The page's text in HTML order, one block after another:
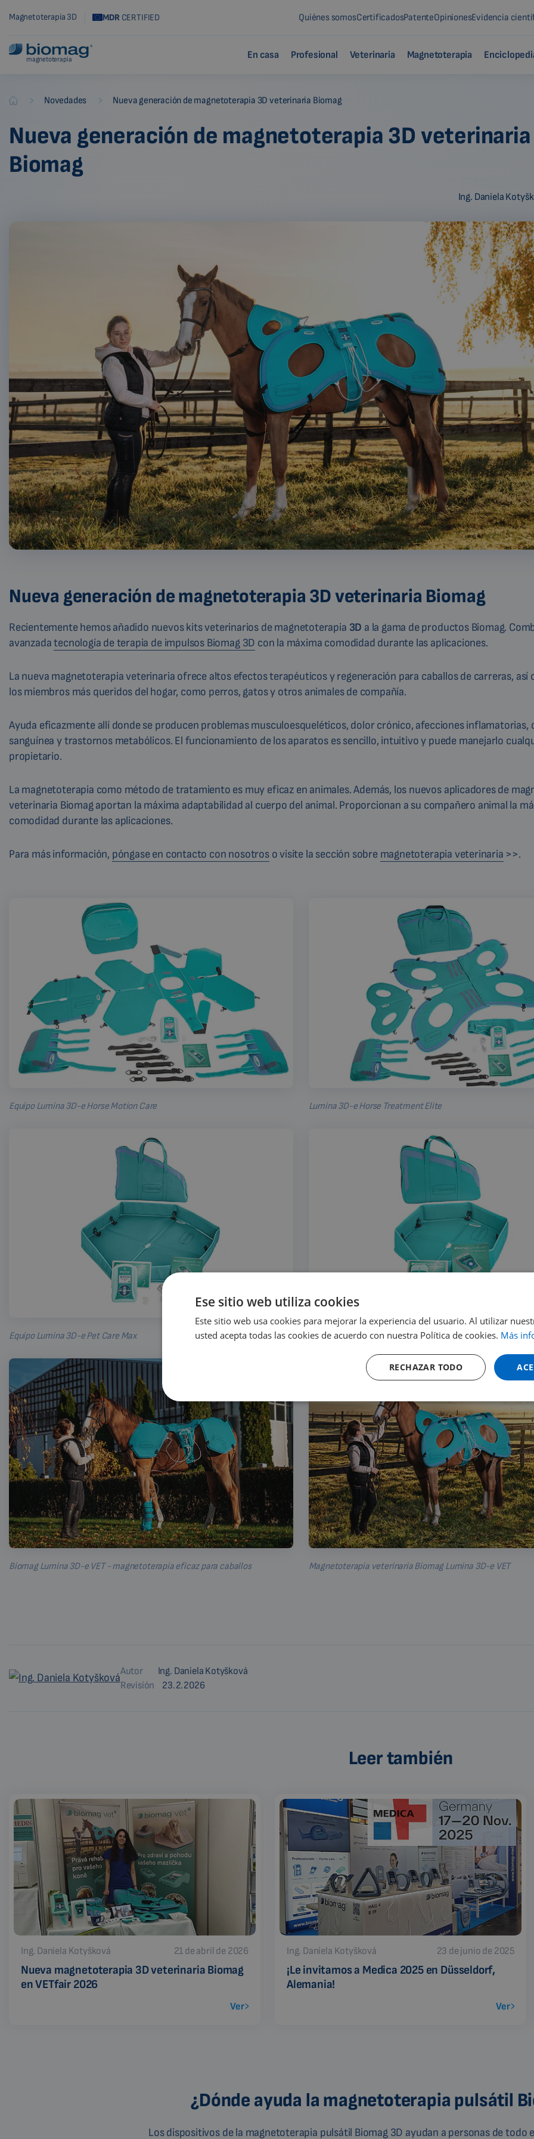
Magnetoterapia 3D MDRCERTIFIED Quiénes somosCertificadosPatenteOpinionesEvidencia
magnetoterapia En casa Profesional Veterinaria Magnetoterapia
Biomag Novedades Nueva generación de magnetoterapia 3D veterinaria Biomag
Nueva generación de magnetoterapia 3D veterinaria
Biomag
Ing. Daniela
Nueva generación de magnetoterapia 3D veterinaria Biomag
Recientemente hemos añadido nuevos kits veterinarios de magnetoterapia 3D a la gama de productos Biomag.
avanzadatecnología de terapia de impulsos Biomag 3D con la máxima comodidad durante las aplicaciones.
La nueva magnetoterapia veterinaria ofrece altos efectos terapéuticos y regeneración para caballos de carreras, así
los miembros más queridos del hogar, como perros, gatos y otros animales de compañía.
Ayuda eficazmente allí donde se producen problemas musculoesqueléticos, dolor crónico, afecciones inflamatorias,
sanguínea y trastornos metabólicos. El funcionamiento de los aparatos es sencillo, intuitivo y puede manejarlo
propietario.
La magnetoterapia como método de tratamiento es muy eficaz en animales. Además, los nuevos aplicadores de
veterinaria Biomag aportan la máxima adaptabilidad al cuerpo del animal. Proporcionan a su compañero animal la
comodidad durante las aplicaciones.
Para más información, póngase en contacto con nosotroso visite la sección sobre magnetoterapia veterinaria >>.
Equipo Lumina 3D-e Horse Motion Care Lumina 3D-e Horse Treatment Elite
Equipo Lumina 3D-e Pet Care Max Equipo Lumio 3D-e Pet Care Vital
Biomag Lumina 3D-e VET - magnetoterapia eficaz para caballos Magnetoterapia veterinaria Biomag Lumina 3D-e VET
Autor
Ing. Daniela Kotyšková
Revisión
23.2.2026
Leer también
Ing. Daniela Kotyšková 21 de abril de 2026
Nueva magnetoterapia 3D veterinaria Biomag
en VETfair 2026
Ver
Ing. Daniela Kotyšková 23 de junio de 2025
¡Le invitamos a Medica 2025 en Düsseldorf,
Alemania!
Ver
¿Dónde ayuda la magnetoterapia pulsátil
Los dispositivos de la magnetoterapia pulsátil Biomag 3D ayudan a personas de todo
Ese sitio web utiliza cookies
Este sitio web usa cookies para mejorar la experiencia del usuario. Al utilizar
usted acepta todas las cookies de acuerdo con nuestra Política de cookies. Más
RECHAZAR TODO